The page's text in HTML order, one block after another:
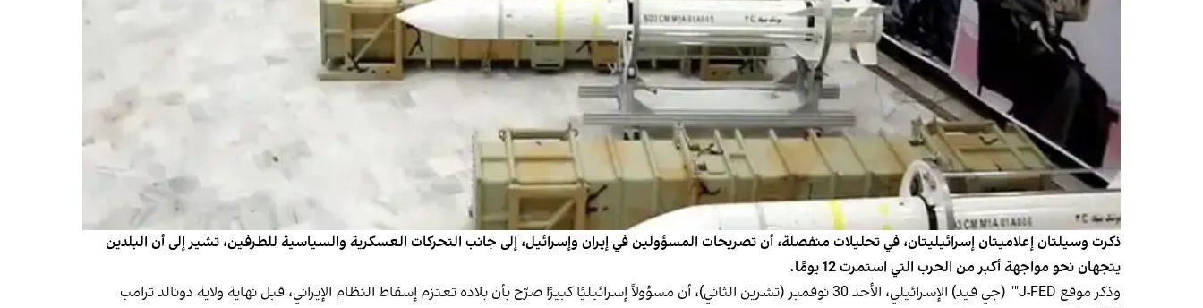
ذكرت وسيلتان إعلاميتان إسرائيليتان، في تحليلات منفصلة، أن تصريحات المسؤولين في إيران وإسرائيل، إلى جانب التحركات العسكرية والسياسية للطرفين، تشير إلى أن البلدين
يتجهان نحو مواجهة أكبر من الحرب التي استمرت 12 يومًا.
وذكر موقع J-FED"" (جي فيد) الإسرائيلي، الأحد 30 نوفمبر (تشرين الثاني)، أن مسؤولاً إسرائيليًا كبيرًا صرّح بأن بلاده تعتزم إسقاط النظام الإيراني، قبل نهاية ولاية دونالد ترامب